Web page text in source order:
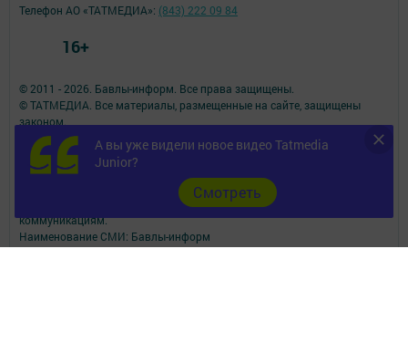
А вы уже видели новое видео Tatmedia
Junior?
Cмотреть
© 2011 - 2026. Бавлы-информ. Все права защищены.
© ТАТМЕДИА. Все материалы, размещенные на сайте, защищены
законом.
Перепечатка, воспроизведение и распространение в любом объеме
информации,
размещенной на сайте, возможна только с письменного согласия
При поддержке Республиканского агентства по печати и массовым
коммуникациям.
Наименование СМИ: Бавлы-информ
Телефон АО «ТАТМЕДИА»: (843) 222 09 84
16+